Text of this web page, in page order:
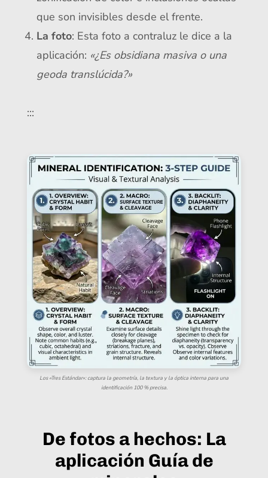
que son invisibles desde el frente.
La foto: Esta foto a contraluz le dice a la
aplicación: «¿Es obsidiana masiva o una
geoda translúcida?»
:::
Los «Tres Estándar»: captura la geometría, la textura y la óptica interna para una
identificación 100 % precisa.
De fotos a hechos: La
aplicación Guía de